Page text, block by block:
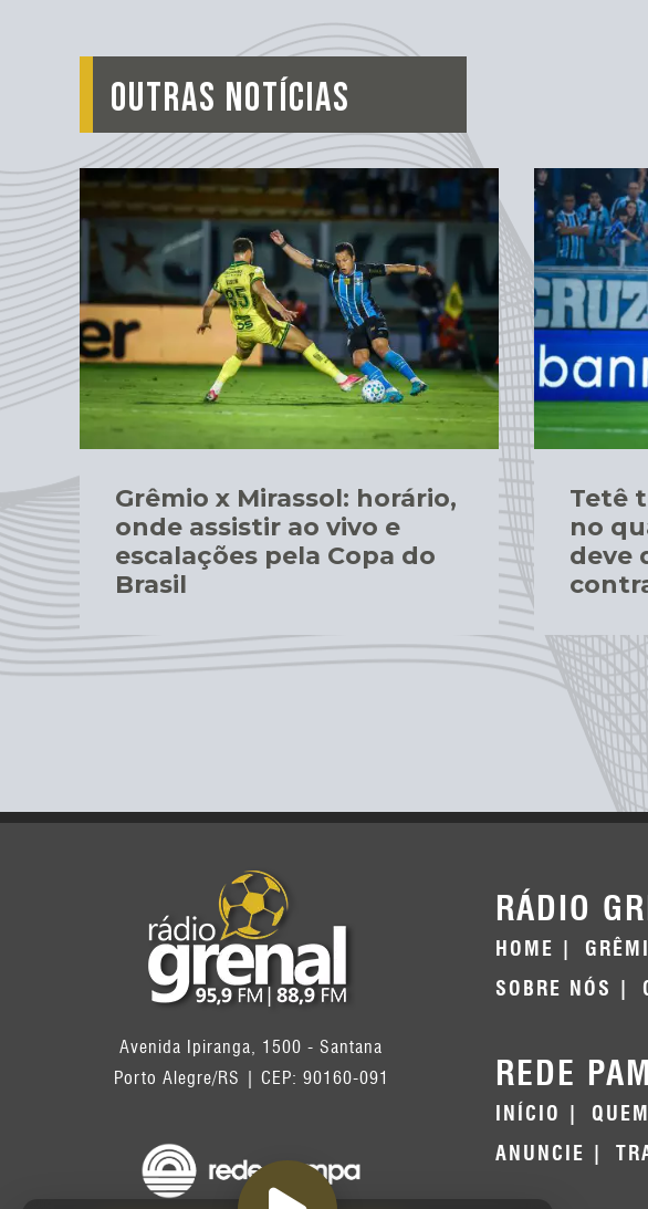
OUTRAS NOTÍCIAS
Grêmio x Mirassol: horário,
onde assistir ao vivo e
escalações pela Copa do
Brasil
Tetê
no
deve
Avenida Ipiranga, 1500 - Santana
Porto Alegre/RS | CEP: 90160-091
RÁDIO
HOME
SOBRE NÓS
REDE
INÍCIO
ANUNCIE